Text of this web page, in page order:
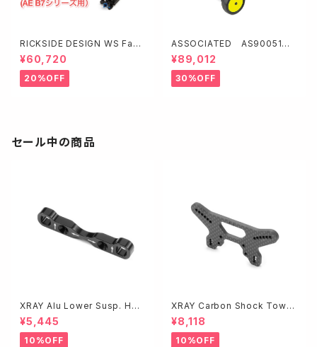
RICKSIDE DESIGN WS Fast
Fox コンバージョンキット(AE B
7シリーズ用）W3126
¥60,720
20%OFF
ASSOCIATED AS90051 R
C10B84D Team Kit（ダート路
面向）
¥89,012
30%OFF
セール中の商品
XRAY Alu Lower Susp. Hol
der Wide for HS Bulkhead
- Rear-Front 品番363317
¥5,445
10%OFF
XRAY Carbon Shock Tower
for HS Bulkhead 2-Dots -
Front 品番362089
¥8,118
10%OFF